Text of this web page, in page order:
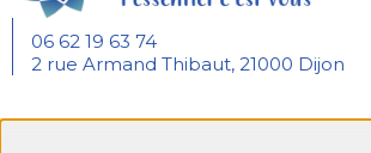
06 62 19 63 74
2 rue Armand Thibaut, 21000 Dijon
Mentions légales Plan du site